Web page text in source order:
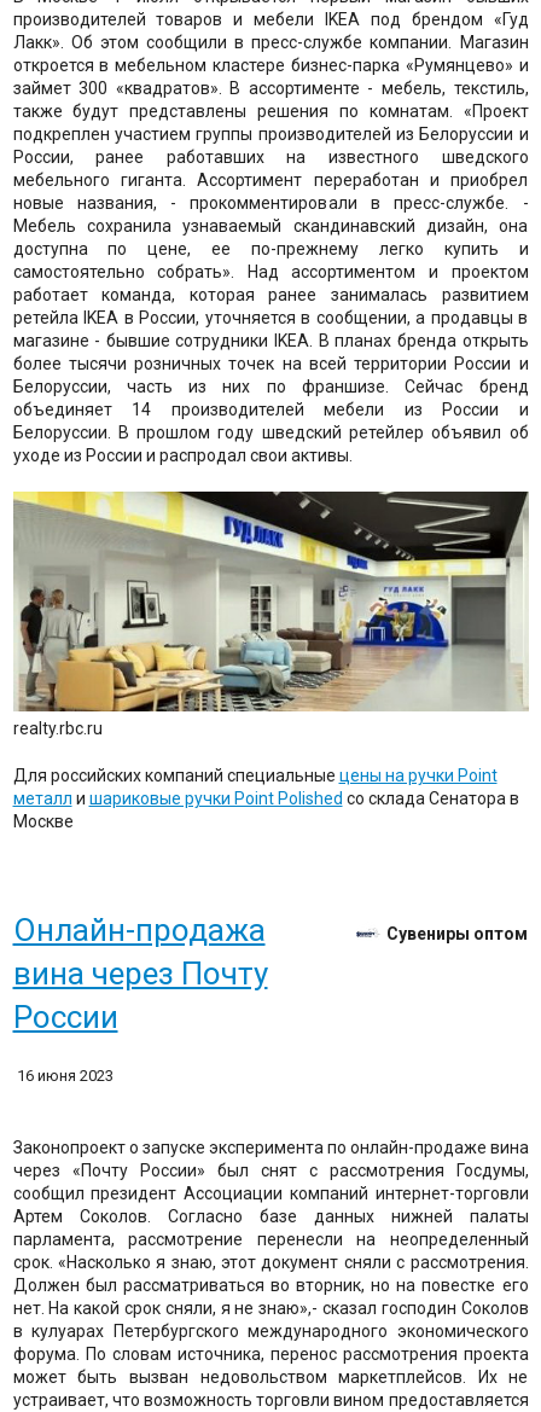
производителей товаров и мебели IKEA под брендом «Гуд
Лакк». Об этом сообщили в пресс-службе компании. Магазин
откроется в мебельном кластере бизнес-парка «Румянцево» и
займет 300 «квадратов». В ассортименте - мебель, текстиль,
также будут представлены решения по комнатам. «Проект
подкреплен участием группы производителей из Белоруссии и
России, ранее работавших на известного шведского
мебельного гиганта. Ассортимент переработан и приобрел
новые названия, - прокомментировали в пресс-службе. -
Мебель сохранила узнаваемый скандинавский дизайн, она
доступна по цене, ее по-прежнему легко купить и
самостоятельно собрать». Над ассортиментом и проектом
работает команда, которая ранее занималась развитием
ретейла IKEA в России, уточняется в сообщении, а продавцы в
магазине - бывшие сотрудники IKEA. В планах бренда открыть
более тысячи розничных точек на всей территории России и
Белоруссии, часть из них по франшизе. Сейчас бренд
объединяет 14 производителей мебели из России и
Белоруссии. В прошлом году шведский ретейлер объявил об
уходе из России и распродал свои активы.
realty.rbc.ru
Для российских компаний специальные цены на ручки Point
металл и шариковые ручки Point Polished со склада Сенатора в
Москве
Онлайн-продажа
вина через Почту
России
Сувениры оптом
16 июня 2023
Законопроект о запуске эксперимента по онлайн-продаже вина
через «Почту России» был снят с рассмотрения Госдумы,
сообщил президент Ассоциации компаний интернет-торговли
Артем Соколов. Согласно базе данных нижней палаты
парламента, рассмотрение перенесли на неопределенный
срок. «Насколько я знаю, этот документ сняли с рассмотрения.
Должен был рассматриваться во вторник, но на повестке его
нет. На какой срок сняли, я не знаю»,- сказал господин Соколов
в кулуарах Петербургского международного экономического
форума. По словам источника, перенос рассмотрения проекта
может быть вызван недовольством маркетплейсов. Их не
устраивает, что возможность торговли вином предоставляется